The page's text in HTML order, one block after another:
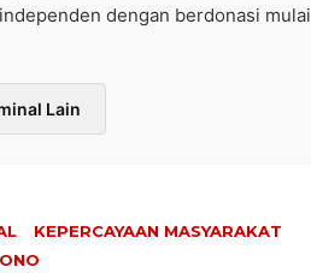
dengan berdonasi mulai
Lain
KEPERCAYAAN MASYARAKAT